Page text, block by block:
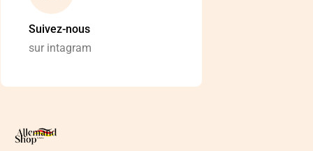
Suivez-nous
sur intagram